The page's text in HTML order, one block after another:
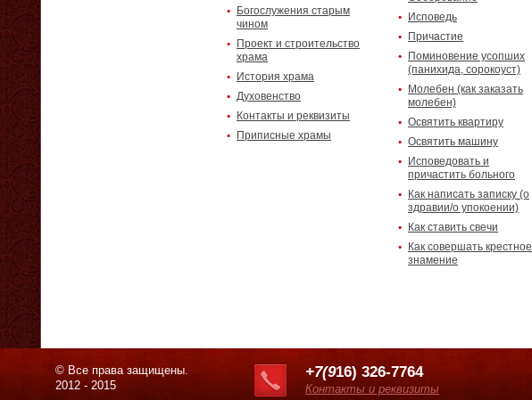
Богослужения старым
чином
Проект и строительство
храма
История храма
Духовенство
Контакты и реквизиты
Приписные храмы
Исповедь
Причастие
Поминовение усопших
(панихида, сорокоуст)
Молебен (как заказать
молебен)
Освятить квартиру
Освятить машину
Исповедовать и
причастить больного
Как написать записку (о
здравии/о упокоении)
Как ставить свечи
Как совершать крестное
знамение
© Все права защищены.
2012 - 2015
+7(916) 326-7764
Контакты и реквизиты